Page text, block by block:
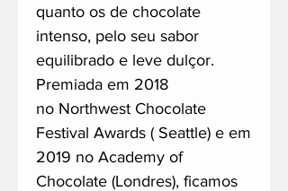
quanto os de chocolate
intenso, pelo seu sabor
equilibrado e leve dulçor.
Premiada em 2018
no Northwest Chocolate
Festival Awards ( Seattle) e em
2019 no Academy of
Chocolate (Londres), ficamos